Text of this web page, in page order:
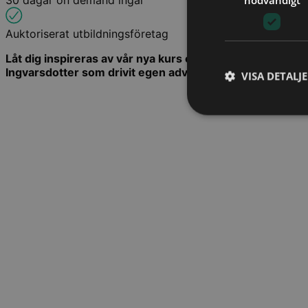
Auktoriserat utbildningsföretag
Låt dig inspireras av vår nya kurs och bli trygg i att
Ingvarsdotter som drivit egen advokatbyrå sedan
VISA